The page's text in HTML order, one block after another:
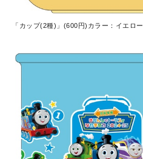
「カップ(2種)」(600円)カラー：イエロー